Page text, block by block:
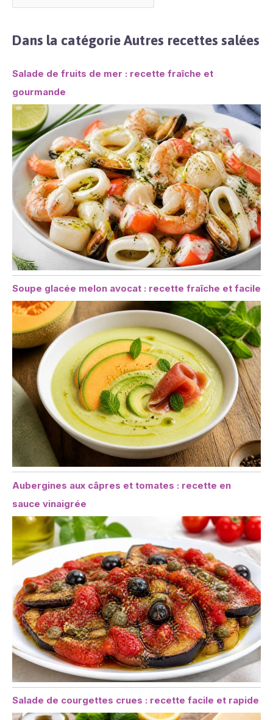
Dans la catégorie Autres recettes salées
Salade de fruits de mer : recette fraîche et
gourmande
Soupe glacée melon avocat : recette fraîche et facile
Aubergines aux câpres et tomates : recette en
sauce vinaigrée
Salade de courgettes crues : recette facile et rapide